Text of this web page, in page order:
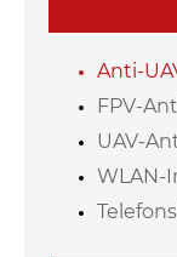
Anti-
FPV-
UAV-
WLAN-